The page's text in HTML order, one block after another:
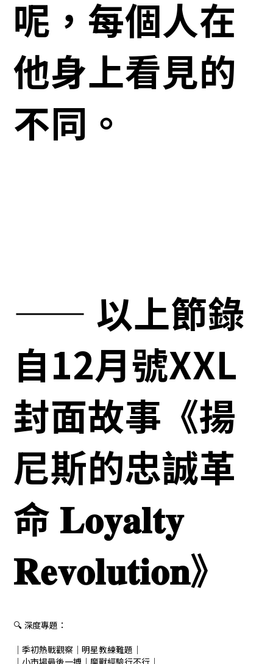
呢，每個人在
他身上看見的
不同。
—— 以上節錄
自12月號XXL
封面故事《揚
尼斯的忠誠革
命 𝐋𝐨𝐲𝐚𝐥𝐭𝐲
𝐑𝐞𝐯𝐨𝐥𝐮𝐭𝐢𝐨𝐧》
🔍 深度專題：
｜季初熱戰觀察｜明星教練難題｜